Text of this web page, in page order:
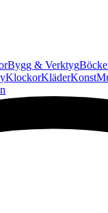
Bygg & Verktyg
KlockorKläderKonst